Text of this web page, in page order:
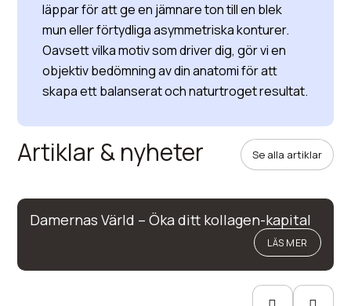
läppar för att ge en jämnare ton till en blek
mun eller förtydliga asymmetriska konturer.
Oavsett vilka motiv som driver dig, gör vi en
objektiv bedömning av din anatomi för att
skapa ett balanserat och naturtroget resultat.
Artiklar & nyheter Se alla artiklar
Damernas Värld – Öka ditt kollagen-kapital
LÄS MER